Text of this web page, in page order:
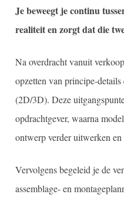
Je beweegt je continu
realiteit en zorgt dat die
Na overdracht vanuit
opzetten van principe-
(2D/3D). Deze
opdrachtgever, waarna
ontwerp verder uitwerken en
Vervolgens begeleid je de
assemblage- en